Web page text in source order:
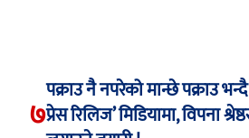
७
पक्राउ नै नपरेको मान्छे पक्राउ
प्रेस रिलिज’ मिडियामा, विपना